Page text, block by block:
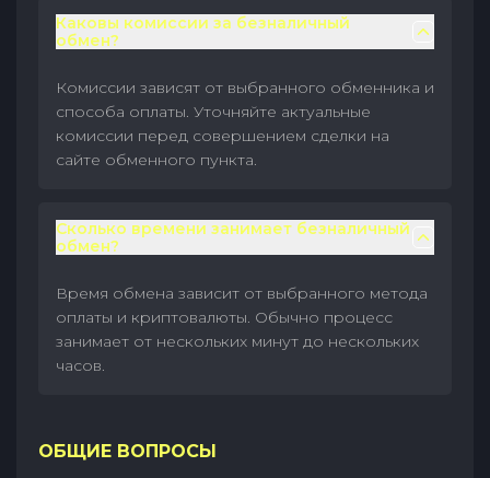
Каковы комиссии за безналичный
обмен?
Комиссии зависят от выбранного обменника и
способа оплаты. Уточняйте актуальные
комиссии перед совершением сделки на
сайте обменного пункта.
Сколько времени занимает безналичный
обмен?
Время обмена зависит от выбранного метода
оплаты и криптовалюты. Обычно процесс
занимает от нескольких минут до нескольких
часов.
ОБЩИЕ ВОПРОСЫ